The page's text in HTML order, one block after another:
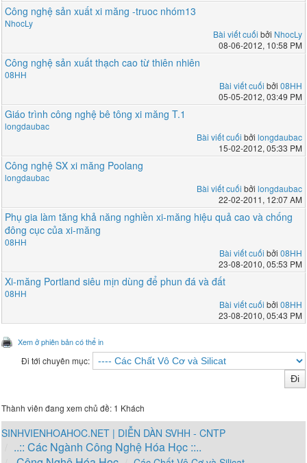
Công nghệ sản xuất xi măng -truoc nhóm13
NhocLy
Bài viết cuối bởi NhocLy
08-06-2012, 10:58 PM
Công nghệ sản xuất thạch cao từ thiên nhiên
08HH
Bài viết cuối bởi 08HH
05-05-2012, 03:49 PM
Giáo trình công nghệ bê tông xi măng T.1
longdaubac
Bài viết cuối bởi longdaubac
15-02-2012, 05:33 PM
Công nghệ SX xi măng Poolang
longdaubac
Bài viết cuối bởi longdaubac
22-02-2011, 12:07 AM
Phụ gia làm tăng khả năng nghiền xi-măng hiệu quả cao và chống
đông cục của xi-măng
08HH
Bài viết cuối bởi 08HH
23-08-2010, 05:53 PM
Xi-măng Portland siêu mịn dùng để phun đá và đất
08HH
Bài viết cuối bởi 08HH
23-08-2010, 05:43 PM
Xem ở phiên bản có thể in
Đi tới chuyên mục:
Thành viên đang xem chủ đề: 1 Khách
SINHVIENHOAHOC.NET | DIỄN DÀN SVHH - CNTP
..:: Các Ngành Công Nghệ Hóa Học ::..